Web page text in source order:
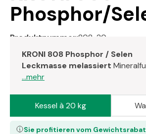
Phosphor/
Produktnummer:808-20
KRONI 808 Phosphor / Selen
Leckmasse melassiert
...mehr
Sie profitieren vom
Kessel à 20 kg